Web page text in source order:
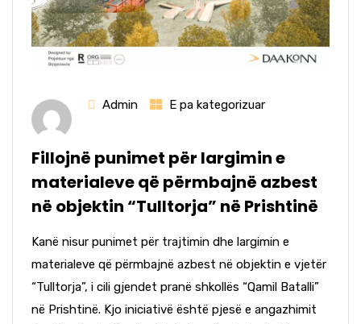
Admin E pa kategorizuar
Fillojnë punimet për largimin e
materialeve që përmbajnë azbest
në objektin “Tulltorja” në Prishtinë
Kanë nisur punimet për trajtimin dhe largimin e
materialeve që përmbajnë azbest në objektin e vjetër
“Tulltorja”, i cili gjendet pranë shkollës “Qamil Batalli”
në Prishtinë. Kjo iniciativë është pjesë e angazhimit